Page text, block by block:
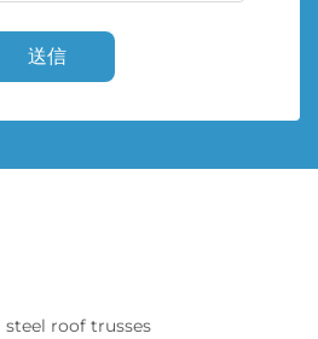
送信
steel roof trusses